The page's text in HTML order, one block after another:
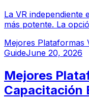
La VR independiente
más potente. La
presentamos el
Mejores Plataformas
GuideJune 20, 2026
Mejores
Capacitación